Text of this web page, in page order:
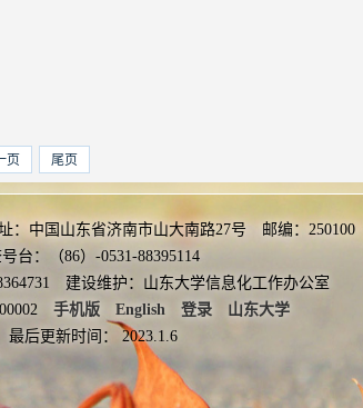
页 尾页
中国山东省济南市山大南路27号 邮编：250100
台：（86）-0531-88395114
建设维护：山东大学信息化工作办公室
手机版 English 登录
山东大学
最后更新时间： 2023.1.6